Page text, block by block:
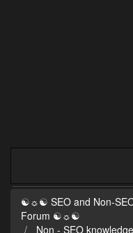
☯☼☯ SEO and Non-
Forum ☯☼☯
Non - SEO knowledge